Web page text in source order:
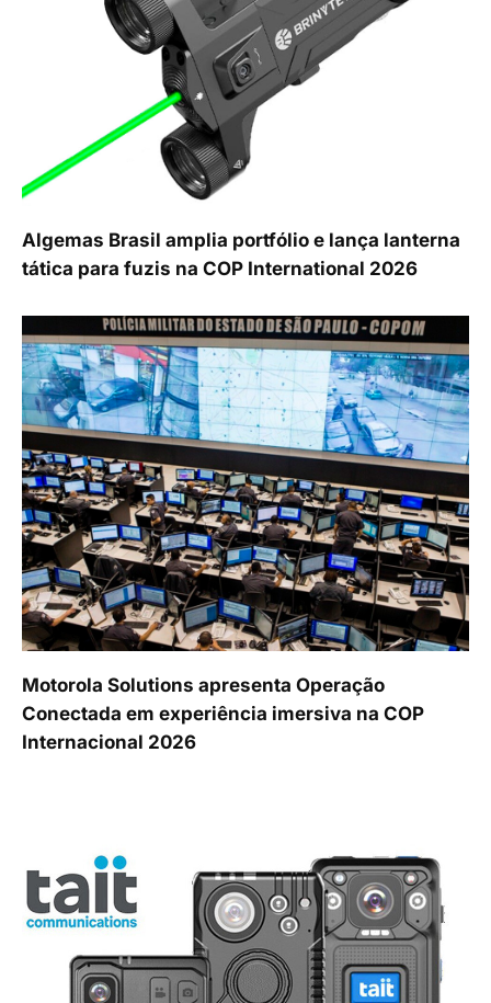
Algemas Brasil amplia portfólio e lança lanterna
tática para fuzis na COP International 2026
Motorola Solutions apresenta Operação
Conectada em experiência imersiva na COP
Internacional 2026